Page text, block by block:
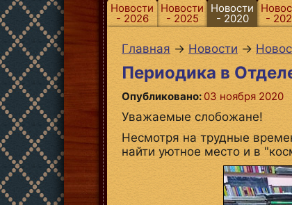
Новости
- 2026
Новости
- 2025
Новости
- 2020 -
Главная → Новости →
Периодика в
Опубликовано: 03 ноября 2020
Уважаемые слобожане!
Несмотря на трудные
найти уютное место и в